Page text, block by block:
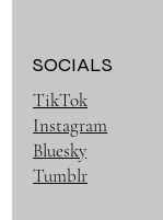
SOCIALS
TikTok
Instagram
Bluesky
Tumblr